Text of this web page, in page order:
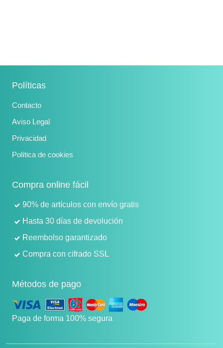
Políticas
Contacto
Aviso Legal
Privacidad
Política de cookies
Compra online fácil
90% de artículos con envío gratis
Hasta 30 días de devolución
Reembolso garantizado
Compra con cifrado SSL
Métodos de pago
Paga de forma 100% segura